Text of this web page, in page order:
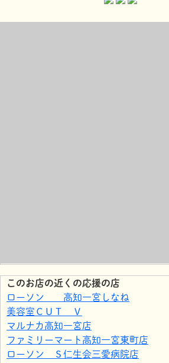
このお店の近くの応援の店
ローソン 高知一宮しなね
美容室ＣＵＴ Ｖ
マルナカ高知一宮店
ファミリーマート高知一宮東町店
ローソン Ｓ仁生会三愛病院店